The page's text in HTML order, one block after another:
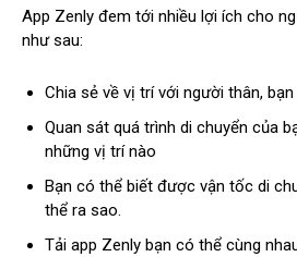
App Zenly đem tới nhiều lợi ích cho
như sau:
Chia sẻ về vị trí với người thân,
Quan sát quá trình di chuyển của
những vị trí nào
Bạn có thể biết được vận tốc di
thể ra sao.
Tải app Zenly bạn có thể cùng